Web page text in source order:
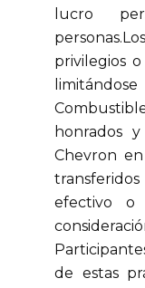
lucro
privilegios
honrados
Chevron
efectivo o
de estas